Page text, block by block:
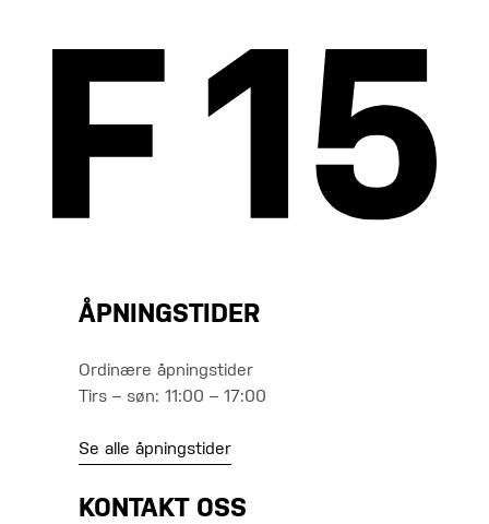
ÅPNINGSTIDER
Ordinære åpningstider
Tirs – søn: 11:00 – 17:00
Se alle åpningstider
KONTAKT OSS